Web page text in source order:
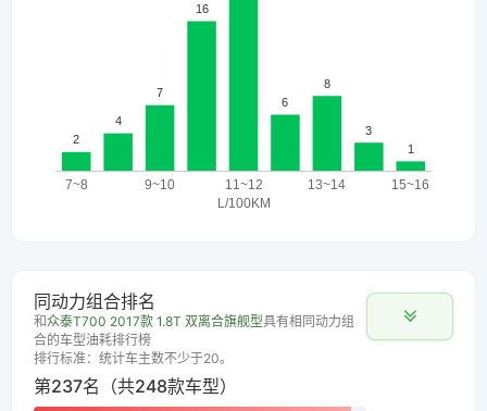
同动力组合排名
和众泰T700 2017款 1.8T 双离合旗舰型具有相同动力组
合的车型油耗排行榜
排行标准：统计车主数不少于20。
第237名（共248款车型）